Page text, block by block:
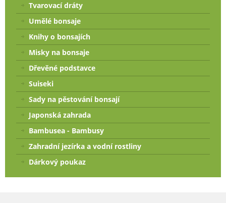
Tvarovací dráty
Umělé bonsaje
Knihy o bonsajích
Misky na bonsaje
Dřevěné podstavce
Suiseki
Sady na pěstování bonsají
Japonská zahrada
Bambusea - Bambusy
Zahradní jezírka a vodní rostliny
Dárkový poukaz